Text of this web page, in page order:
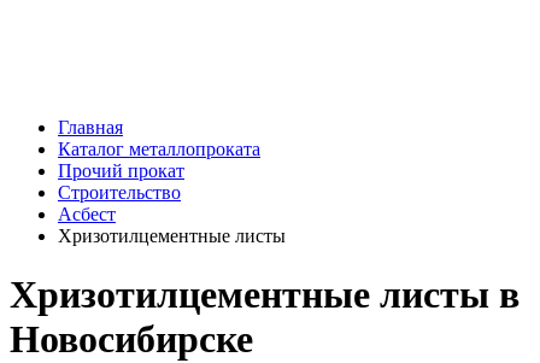
Главная
Каталог металлопроката
Прочий прокат
Строительство
Асбест
Хризотилцементные листы
Хризотилцементные листы в
Новосибирске